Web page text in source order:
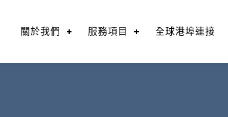
關於我們 服務項目 全球港埠連接